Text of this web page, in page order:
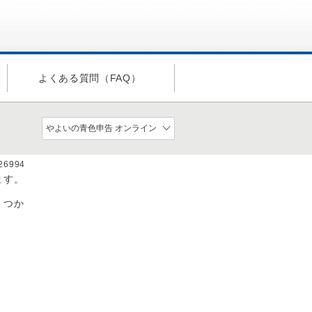
よくある質問（FAQ）
。
つか